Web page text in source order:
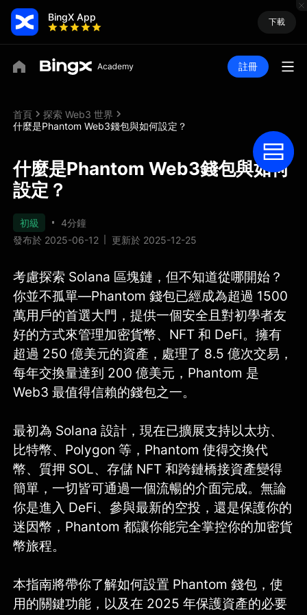
BingX App 下載
註冊
首頁
探索 Web3 世界
什麼是Phantom Web3錢包與如何設定？
什麼是Phantom Web3錢包與如何
設定？
初級
4分鐘
發布於 2025-06-12
更新於 2025-12-25
考慮探索 Solana 區塊鏈，但不知道從哪開始？
你並不孤單—Phantom 錢包已經成為超過 1500
萬用戶的首選大門，提供一個安全且對初學者友
好的方式來管理加密貨幣、NFT 和 DeFi。擁有
超過 250 億美元的資產，處理了 8.5 億次交易，
每年交換量達到 200 億美元，Phantom 是
Web3 最值得信賴的錢包之一。
最初為 Solana 設計，現在已擴展支持以太坊、
比特幣、Polygon 等，Phantom 使得交換代
幣、質押 SOL、存儲 NFT 和跨鏈橋接資產變得
簡單，一切皆可通過一個流暢的介面完成。無論
你是進入 DeFi、參與最新的空投，還是保護你的
迷因幣，Phantom 都讓你能完全掌控你的加密貨
幣旅程。
本指南將帶你了解如何設置 Phantom 錢包，使
用的關鍵功能，以及在 2025 年保護資產的必要